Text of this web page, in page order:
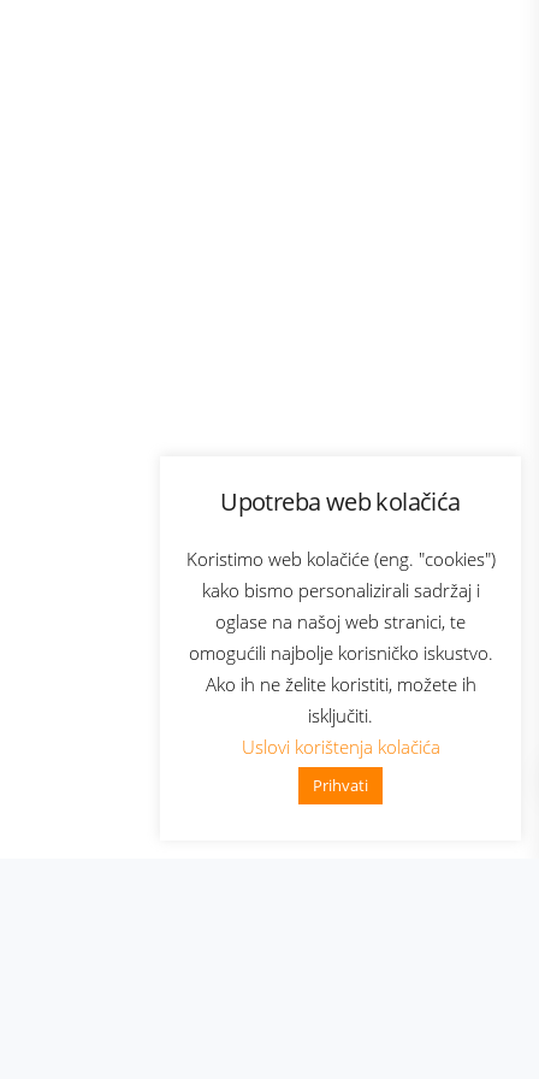
Upotreba web kolačića
Koristimo web kolačiće (eng. "cookies")
kako bismo personalizirali sadržaj i
oglase na našoj web stranici, te
omogućili najbolje korisničko iskustvo.
Ako ih ne želite koristiti, možete ih
isključiti.
Uslovi korištenja kolačića
Prihvati
👋 Zdravo, kako mogu pomoći
Bonus plus
Prijava za newsletter